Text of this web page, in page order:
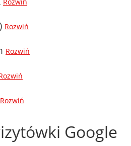
Rozwiń
Rozwiń
Rozwiń
Rozwiń
Google